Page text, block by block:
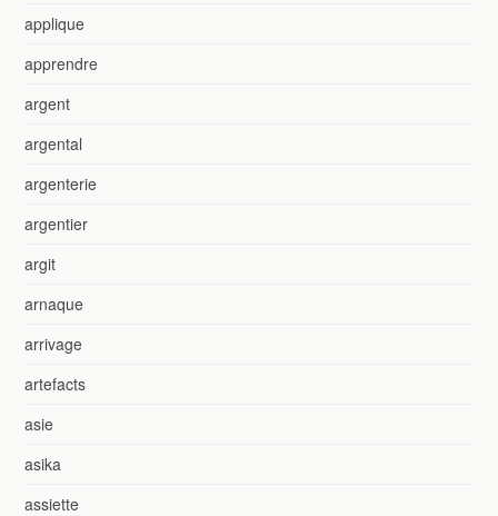
applique
apprendre
argent
argental
argenterie
argentier
argit
arnaque
arrivage
artefacts
asie
asika
assiette